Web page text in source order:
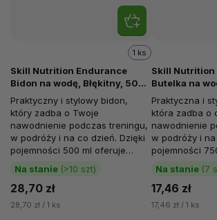
Skill Nutrition Endurance
Bidon na wodę, Błękitny, 500
ml
Na stanie (>10 szt)
1 ks
28,70 zł
28,70 zł / 1 ks
Praktyczny i stylowy bidon,
który zadba o Twoje
nawodnienie podczas treningu,
w podróży i na co dzień. Dzięki
pojemności 500 ml oferuje
idealny rozmiar – ani mały, ani...
Skill Nutrition
Butelka na
ml
Na stanie (7
17,46 zł
17,46 zł / 1 ks
Praktyczna i
która zadba o
nawodnienie
w podróży i
pojemności
rozmiar – nie